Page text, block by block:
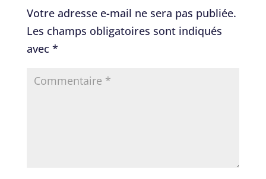
Votre adresse e-mail ne sera pas publiée.
Les champs obligatoires sont indiqués
avec *